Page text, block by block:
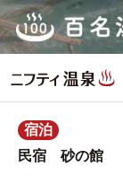
宿泊
民宿 砂の館